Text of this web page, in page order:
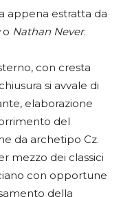
appena estratta da
o Nathan Never.
con cresta
si avvale di
elaborazione
del
da archetipo Cz.
mezzo dei classici
con opportune
della